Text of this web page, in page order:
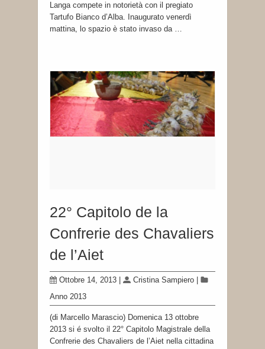
Langa compete in notorietà con il pregiato
Tartufo Bianco d’Alba. Inaugurato venerdì
mattina, lo spazio è stato invaso da …
22° Capitolo de la
Confrerie des Chavaliers
de l’Aiet
Ottobre 14, 2013 Cristina Sampiero
Anno 2013
(di Marcello Marascio) Domenica 13 ottobre
2013 si é svolto il 22° Capitolo Magistrale della
Confrerie des Chavaliers de l’Aiet nella cittadina